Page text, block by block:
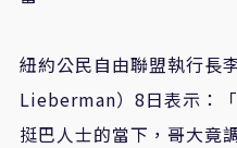
紐約公民自由聯盟執行長
Lieberman）8日表示：
挺巴人士的當下，哥大竟